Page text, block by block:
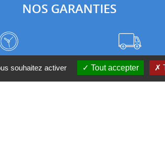
NOS GARANTIES
Frais de port à prix
souhaitez activer Tout accepter